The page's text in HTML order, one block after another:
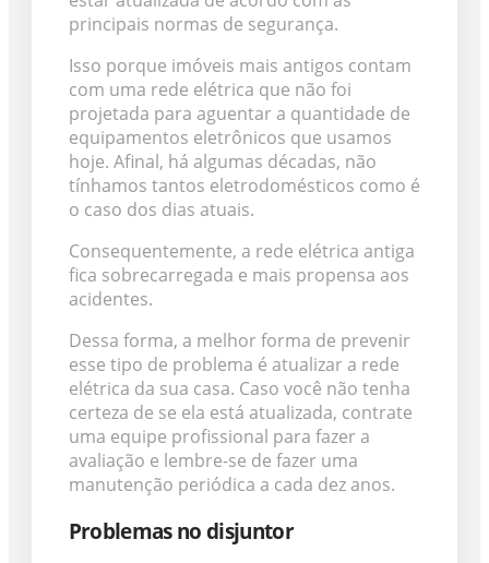
principais normas de segurança.
Isso porque imóveis mais antigos contam
com uma rede elétrica que não foi
projetada para aguentar a quantidade de
equipamentos eletrônicos que usamos
hoje. Afinal, há algumas décadas, não
tínhamos tantos eletrodomésticos como é
o caso dos dias atuais.
Consequentemente, a rede elétrica antiga
fica sobrecarregada e mais propensa aos
acidentes.
Dessa forma, a melhor forma de prevenir
esse tipo de problema é atualizar a rede
elétrica da sua casa. Caso você não tenha
certeza de se ela está atualizada, contrate
uma equipe profissional para fazer a
avaliação e lembre-se de fazer uma
manutenção periódica a cada dez anos.
Problemas no disjuntor